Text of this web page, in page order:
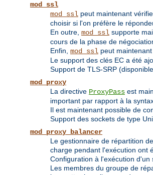
mod_ssl
mod_ssl peut maintenant
choisir si l'on préfère le
En outre, mod_ssl supporte
cours de la phase de
Enfin, mod_ssl peut
Le support des clés EC a été
Support de TLS-SRP
mod_proxy
La directive ProxyPass est
important par rapport à la
Il est maintenant possible de
Support des sockets de type
mod_proxy_balancer
Le gestionnaire de répartition
charge pendant l'exécution ont
Configuration à l'exécution
Les membres du groupe de